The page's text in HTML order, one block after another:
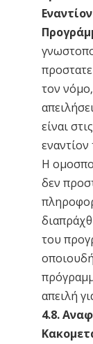
τον
είναι
Η
δεν
του
απειλή
4.8.